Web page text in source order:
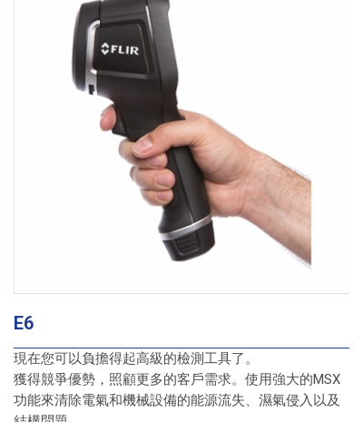
E6
現在您可以負擔得起高級的檢測工具了。
獲得競爭優勢，照顧更多的客戶需求。使用強大的MSX
功能來清除電氣和機械設備的能源流失、濕氣侵入以及